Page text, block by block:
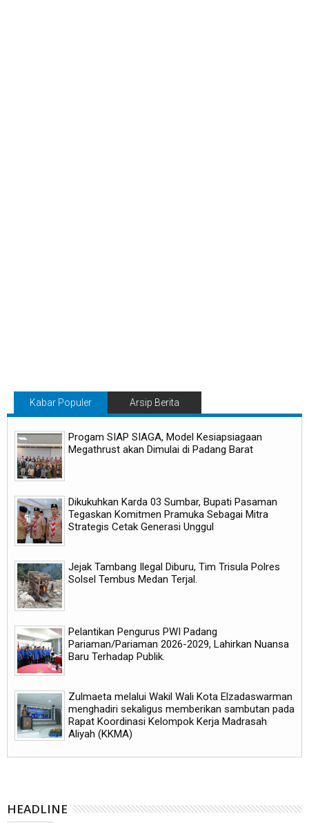
Kabar Populer Arsip Berita
Progam SIAP SIAGA, Model Kesiapsiagaan
Megathrust akan Dimulai di Padang Barat
Dikukuhkan Karda 03 Sumbar, Bupati Pasaman
Tegaskan Komitmen Pramuka Sebagai Mitra
Strategis Cetak Generasi Unggul
Jejak Tambang Ilegal Diburu, Tim Trisula Polres
Solsel Tembus Medan Terjal.
Pelantikan Pengurus PWI Padang
Pariaman/Pariaman 2026-2029, Lahirkan Nuansa
Baru Terhadap Publik.
Zulmaeta melalui Wakil Wali Kota Elzadaswarman
menghadiri sekaligus memberikan sambutan pada
Rapat Koordinasi Kelompok Kerja Madrasah
Aliyah (KKMA)
HEADLINE